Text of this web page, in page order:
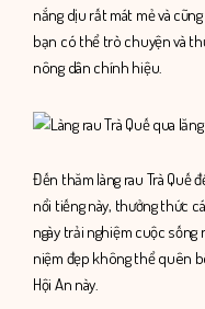
nắng dịu rất mát mẻ và
bạn có thể trò chuyện và
nông dân chính hiệu.
Đến thăm làng rau Trà Quế
nổi tiếng này, thưởng thức
ngày trải nghiệm cuộc
niệm đẹp không thể quên
Hội An này.